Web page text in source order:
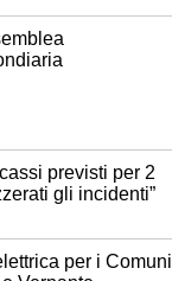
previsti per 2
gli incidenti”
per i Comuni